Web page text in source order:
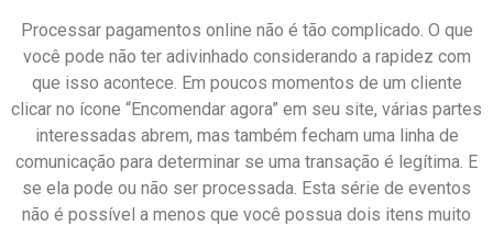
Processar pagamentos online não é tão complicado. O que
você pode não ter adivinhado considerando a rapidez com
que isso acontece. Em poucos momentos de um cliente
clicar no ícone “Encomendar agora” em seu site, várias partes
interessadas abrem, mas também fecham uma linha de
comunicação para determinar se uma transação é legítima. E
se ela pode ou não ser processada. Esta série de eventos
não é possível a menos que você possua dois itens muito